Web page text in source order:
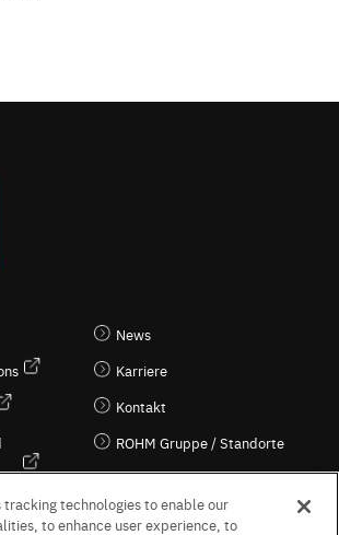
News
Karriere
Kontakt
ROHM Gruppe / Standorte
tracking technologies to enable our
to enhance user experience, to